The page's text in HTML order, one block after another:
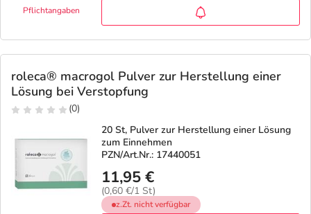
Pflichtangaben
roleca® macrogol Pulver zur Herstellung einer
Lösung bei Verstopfung
(0)
20 St, Pulver zur Herstellung einer Lösung
zum Einnehmen
PZN/Art.Nr.: 17440051
11,95 €
(0,60 €/1 St)
z.Zt. nicht verfügbar